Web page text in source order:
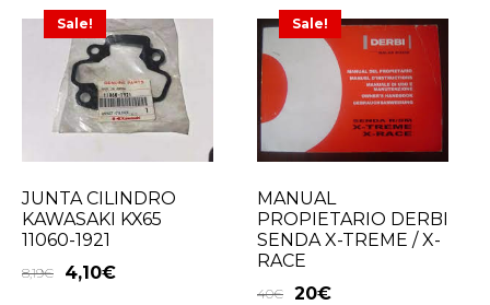
Sale!
JUNTA CILINDRO
KAWASAKI KX65
11060-1921
8,19€ 4,10€
Sale!
MANUAL
PROPIETARIO DERBI
SENDA X-TREME / X-
RACE
40€ 20€